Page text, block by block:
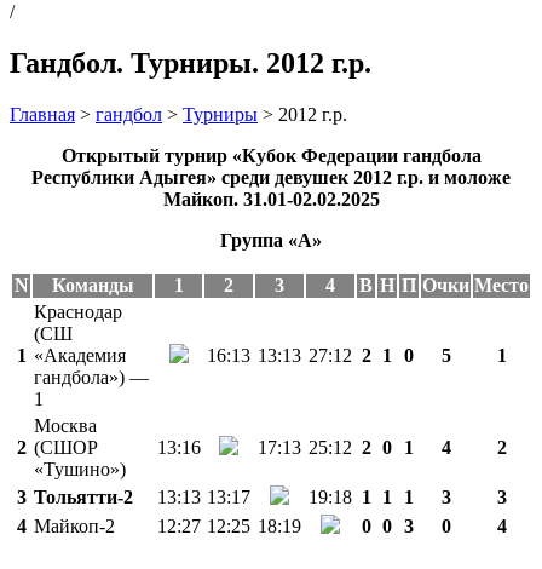
/
Гандбол. Турниры. 2012 г.р.
Главная > гандбол > Турниры > 2012 г.р.
Открытый турнир «Кубок Федерации гандбола
Республики Адыгея» среди девушек 2012 г.р. и моложе
Майкоп. 31.01-02.02.2025
Группа «А»
N Команды 1 2 3 4 В Н П Очки Место
1
Краснодар
(СШ
«Академия
гандбола») —
1
16:13 13:13 27:12 2 1 0 5 1
2
Москва
(СШОР
«Тушино»)
13:16 17:13 25:12 2 0 1 4 2
3 Тольятти-2 13:13 13:17 19:18 1 1 1 3
3
4 Майкоп-2 12:27 12:25 18:19 0 0 3 0 4